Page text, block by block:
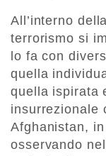
All’interno
terrorismo si
lo fa con
quella
quella ispirata
insurrezionale
Afghanistan,
osservando